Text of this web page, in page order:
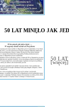
50 LAT MINĘŁO JAK
50 LAT
[więcej]